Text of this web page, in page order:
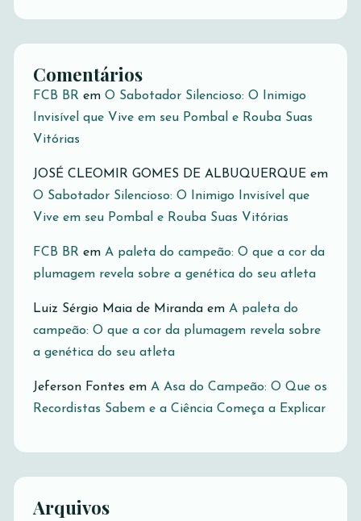
Comentários
FCB BR em O Sabotador Silencioso: O Inimigo
Invisível que Vive em seu Pombal e Rouba Suas
Vitórias
JOSÉ CLEOMIR GOMES DE ALBUQUERQUE em
O Sabotador Silencioso: O Inimigo Invisível que
Vive em seu Pombal e Rouba Suas Vitórias
FCB BR em A paleta do campeão: O que a cor da
plumagem revela sobre a genética do seu atleta
Luiz Sérgio Maia de Miranda em A paleta do
campeão: O que a cor da plumagem revela sobre
a genética do seu atleta
Jeferson Fontes em A Asa do Campeão: O Que os
Recordistas Sabem e a Ciência Começa a Explicar
Arquivos